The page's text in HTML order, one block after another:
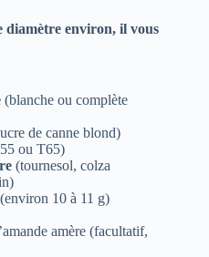
diamètre environ, il vous
(blanche ou complète
de canne blond)
ou T65)
(tournesol, colza
10 à 11 g)
amère (facultatif,